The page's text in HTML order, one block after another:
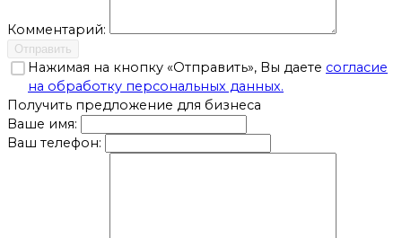
Комментарий:
Отправить
Нажимая на кнопку «Отправить», Вы даете согласие
на обработку персональных данных.
Получить предложение для бизнеса
Ваше имя:
Ваш телефон: